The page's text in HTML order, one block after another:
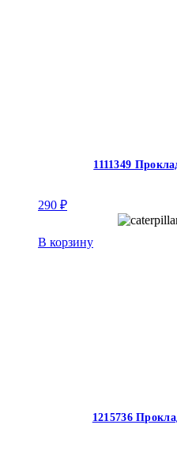
1111349
290 ₽
В корзину
1215736